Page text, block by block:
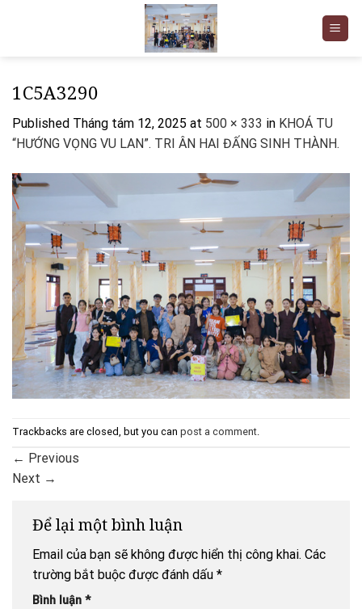
1C5A3290
Published Tháng tám 12, 2025 at 500 × 333 in KHOÁ TU
“HƯỚNG VỌNG VU LAN”. TRI ÂN HAI ĐẤNG SINH THÀNH.
Trackbacks are closed, but you can post a comment
← Previous
Next →
Để lại một bình luận
Email của bạn sẽ không được hiển thị công khai. Các
trường bắt buộc được đánh dấu *
Bình luận *